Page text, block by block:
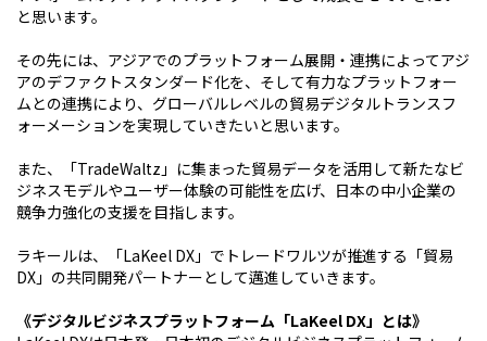
と思います。
その先には、アジアでのプラットフォーム展開・連携によってアジ
アのデファクトスタンダード化を、そして有力なプラットフォー
ムとの連携により、グローバルレベルの貿易デジタルトランスフ
ォーメーションを実現していきたいと思います。
また、「TradeWaltz」に集まった貿易データを活用して新たなビ
ジネスモデルやユーザー体験の可能性を広げ、日本の中小企業の
競争力強化の支援を目指します。
ラキールは、「LaKeel DX」でトレードワルツが推進する「貿易
DX」の共同開発パートナーとして邁進していきます。
《デジタルビジネスプラットフォーム「LaKeel DX」とは》